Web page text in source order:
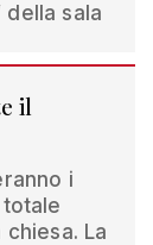
della sala
il
i
La